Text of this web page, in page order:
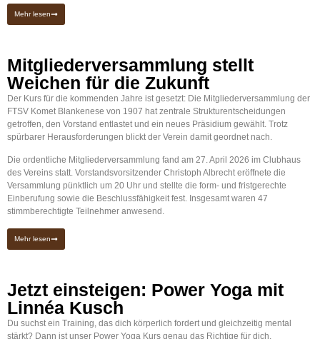
Mehr lesen
Mitgliederversammlung stellt
Weichen für die Zukunft
Der Kurs für die kommenden Jahre ist gesetzt: Die Mitgliederversammlung der
FTSV Komet Blankenese von 1907 hat zentrale Strukturentscheidungen
getroffen, den Vorstand entlastet und ein neues Präsidium gewählt. Trotz
spürbarer Herausforderungen blickt der Verein damit geordnet nach.
Die ordentliche Mitgliederversammlung fand am 27. April 2026 im Clubhaus
des Vereins statt. Vorstandsvorsitzender Christoph Albrecht eröffnete die
Versammlung pünktlich um 20 Uhr und stellte die form- und fristgerechte
Einberufung sowie die Beschlussfähigkeit fest. Insgesamt waren 47
stimmberechtigte Teilnehmer anwesend.
Mehr lesen
Jetzt einsteigen: Power Yoga mit
Linnéa Kusch
Du suchst ein Training, das dich körperlich fordert und gleichzeitig mental
stärkt? Dann ist unser Power Yoga Kurs genau das Richtige für dich.